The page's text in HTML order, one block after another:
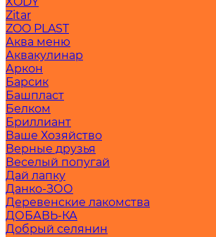
Zitar
ZOO PLAST
Аква меню
Аквакулинар
Аркон
Барсик
Башпласт
Белком
Бриллиант
Ваше Хозяйство
Верные друзья
Веселый попугай
Дай лапку
Данко-ЗОО
Деревенские лакомства
ДОБАВЬ-КА
Добрый селянин